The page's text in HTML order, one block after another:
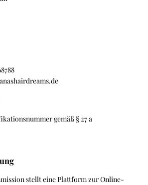
gemäß § 27 a
stellt eine Plattform zur Online-